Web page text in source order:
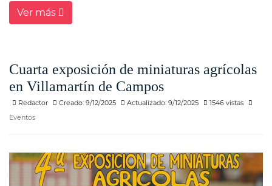
Ver más
Cuarta exposición de miniaturas agrícolas
en Villamartín de Campos
Redactor Creado: 9/12/2025 Actualizado: 9/12/2025
1546 vistas
Eventos